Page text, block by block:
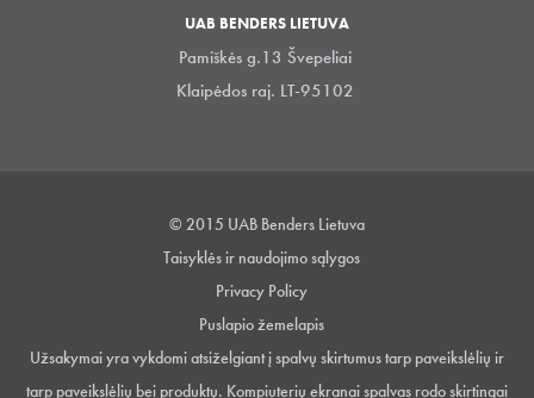
UAB BENDERS LIETUVA
Pamiškės g.13 Švepeliai
Klaipėdos raj. LT-95102
© 2015 UAB Benders Lietuva
Taisyklės ir naudojimo sąlygos
Privacy Policy
Puslapio žemelapis
Užsakymai yra vykdomi atsiželgiant į spalvų skirtumus tarp paveikslėlių ir
tarp paveikslėlių bei produktų. Kompiuterių ekranai spalvas rodo skirtingai